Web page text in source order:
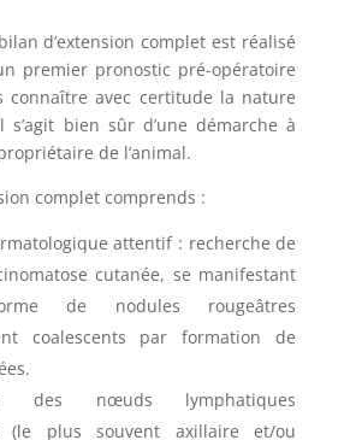
d’extension complet est réalisé
premier pronostic pré-opératoire
connaître avec certitude la nature
bien sûr d’une démarche à
de l’animal.
complet comprends :
attentif : recherche de
cutanée, se manifestant
de nodules rougeâtres
coalescents par formation de
des nœuds lymphatiques
(le plus souvent axillaire et/ou